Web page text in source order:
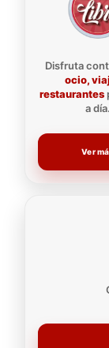
Disfruta
ocio,
restaurantes
a día.
Ver